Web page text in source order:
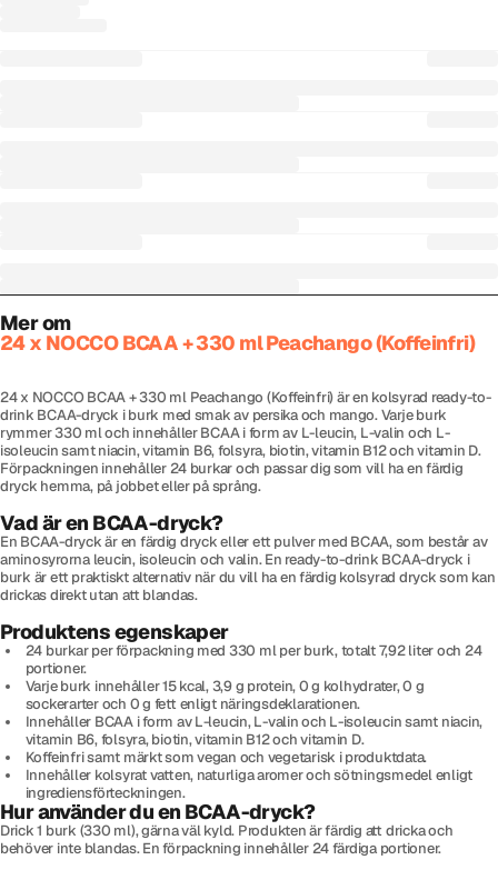
Mer om
24 x NOCCO BCAA + 330 ml Peachango (Koffeinfri)
24 x NOCCO BCAA + 330 ml Peachango (Koffeinfri) är en kolsyrad ready-to-
drink BCAA-dryck i burk med smak av persika och mango. Varje burk
rymmer 330 ml och innehåller BCAA i form av L-leucin, L-valin och L-
isoleucin samt niacin, vitamin B6, folsyra, biotin, vitamin B12 och vitamin D.
Förpackningen innehåller 24 burkar och passar dig som vill ha en färdig
dryck hemma, på jobbet eller på språng.
Vad är en BCAA-dryck?
En BCAA-dryck är en färdig dryck eller ett pulver med BCAA, som består av
aminosyrorna leucin, isoleucin och valin. En ready-to-drink BCAA-dryck i
burk är ett praktiskt alternativ när du vill ha en färdig kolsyrad dryck som kan
drickas direkt utan att blandas.
Produktens egenskaper
24 burkar per förpackning med 330 ml per burk, totalt 7,92 liter och 24
portioner.
Varje burk innehåller 15 kcal, 3,9 g protein, 0 g kolhydrater, 0 g
sockerarter och 0 g fett enligt näringsdeklarationen.
Innehåller BCAA i form av L-leucin, L-valin och L-isoleucin samt niacin,
vitamin B6, folsyra, biotin, vitamin B12 och vitamin D.
Koffeinfri samt märkt som vegan och vegetarisk i produktdata.
Innehåller kolsyrat vatten, naturliga aromer och sötningsmedel enligt
ingrediensförteckningen.
Hur använder du en BCAA-dryck?
Drick 1 burk (330 ml), gärna väl kyld. Produkten är färdig att dricka och
behöver inte blandas. En förpackning innehåller 24 färdiga portioner.